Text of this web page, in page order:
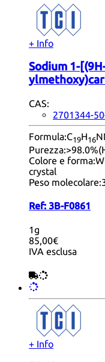
+ Info
Sodium 1-
CAS:
2701344-
Formula:C19H16
Purezza:
Colore e forma:
crystal
Peso molecolare:
Ref: 3B-F0861
1g
85,00€
IVA esclusa
+ Info